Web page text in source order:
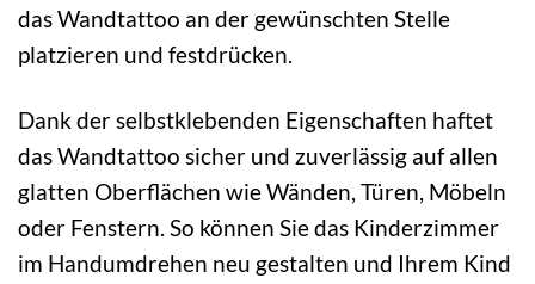
das Wandtattoo an der gewünschten Stelle
platzieren und festdrücken.
Dank der selbstklebenden Eigenschaften haftet
das Wandtattoo sicher und zuverlässig auf allen
glatten Oberflächen wie Wänden, Türen, Möbeln
oder Fenstern. So können Sie das Kinderzimmer
im Handumdrehen neu gestalten und Ihrem Kind